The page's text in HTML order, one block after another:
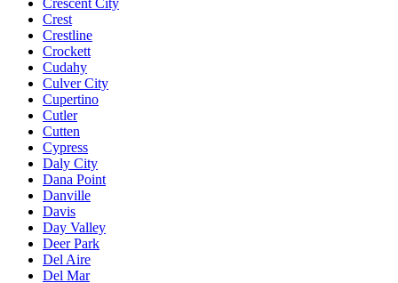
Crest
Crestline
Crockett
Cudahy
Culver City
Cupertino
Cutler
Cutten
Cypress
Daly City
Dana Point
Danville
Davis
Day Valley
Deer Park
Del Aire
Del Mar